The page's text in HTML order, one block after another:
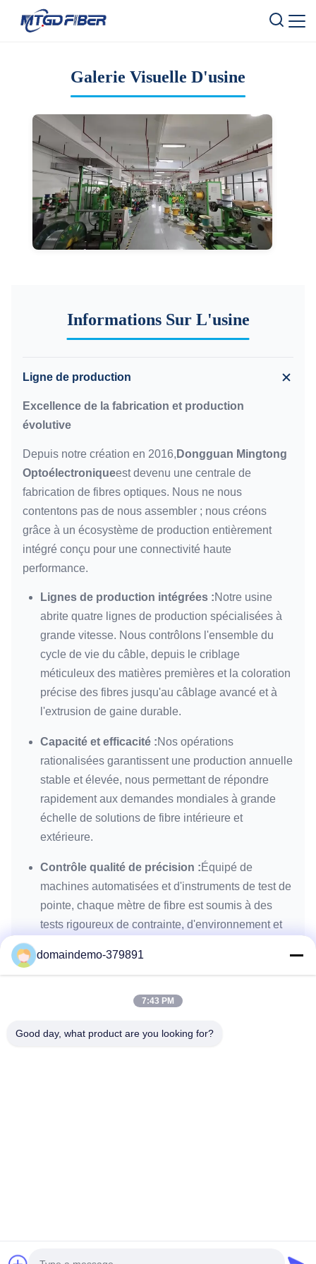
Galerie Visuelle D'usine
Informations Sur L'usine
Ligne de production
Excellence de la fabrication et production
évolutive
Depuis notre création en 2016, Dongguan Mingtong
Optoélectroniqueest devenu une centrale de
fabrication de fibres optiques. Nous ne nous
contentons pas de nous assembler ; nous créons
grâce à un écosystème de production entièrement
intégré conçu pour une connectivité haute
performance.
Lignes de production intégrées :Notre usine
abrite quatre lignes de production spécialisées à
grande vitesse. Nous contrôlons l'ensemble du
cycle de vie du câble, depuis le criblage
méticuleux des matières premières et la coloration
précise des fibres jusqu'au câblage avancé et à
l'extrusion de gaine durable.
Capacité et efficacité :Nos opérations
rationalisées garantissent une production annuelle
stable et élevée, nous permettant de répondre
rapidement aux demandes mondiales à grande
échelle de solutions de fibre intérieure et
extérieure.
Contrôle qualité de précision :Équipé de
machines automatisées et d'instruments de test de
pointe, chaque mètre de fibre est soumis à des
tests rigoureux de contrainte, d'environnement et
produits respectent et dépassent les normes
Applications éprouvées :Des réseaux de
© 2026 Dongguan Mingtong Optoelectronics Co., Ltd. All Rights Reserved.
domaindemo-379891
7:43 PM
Good day, what product are you looking for?